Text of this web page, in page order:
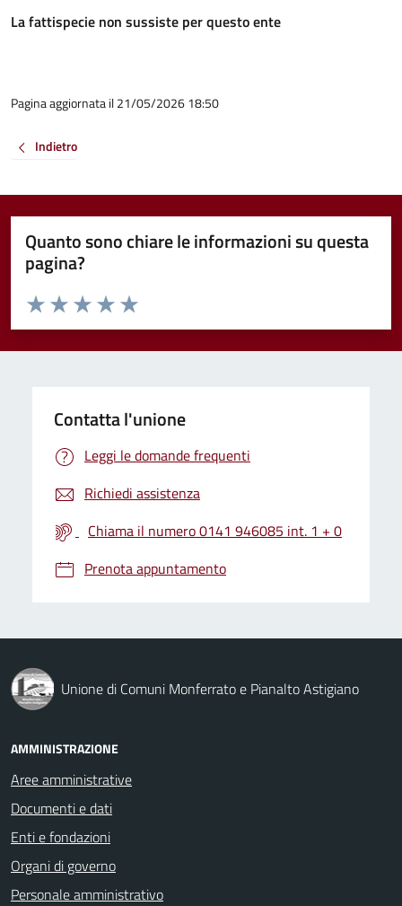
La fattispecie non sussiste per questo ente
Pagina aggiornata il 21/05/2026 18:50
Indietro
Quanto sono chiare le informazioni su questa
pagina?
Valuta da 1 a 5 stelle la pagina
Valuta 5 stelle su 5
Valuta 4 stelle su 5
Valuta 3 stelle su 5
Valuta 2 stelle su 5
Valuta 1 stelle su 5
Contatta l'unione
Leggi le domande frequenti
Richiedi assistenza
Chiama il numero 0141 946085 int. 1 + 0
Prenota appuntamento
Unione di Comuni Monferrato e Pianalto Astigiano
AMMINISTRAZIONE
Aree amministrative
Documenti e dati
Enti e fondazioni
Organi di governo
Personale amministrativo